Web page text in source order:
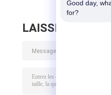
LAISSEZ UN
Good day,
for?